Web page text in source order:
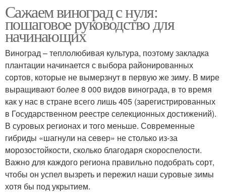
Сажаем виноград с нуля:
пошаговое руководство для
начинающих
Виноград – теплолюбивая культура, поэтому закладка
плантации начинается с выбора районированных
сортов, которые не вымерзнут в первую же зиму. В мире
выращивают более 8 000 видов винограда, в то время
как у нас в стране всего лишь 405 (зарегистрированных
в Государственном реестре селекционных достижений).
В суровых регионах и того меньше. Современные
гибриды «шагнули на север» не столько из-за
морозостойкости, сколько благодаря скороспелости.
Важно для каждого региона правильно подобрать сорт,
чтобы он успел вызреть и пережил наши суровые зимы
хотя бы под укрытием.